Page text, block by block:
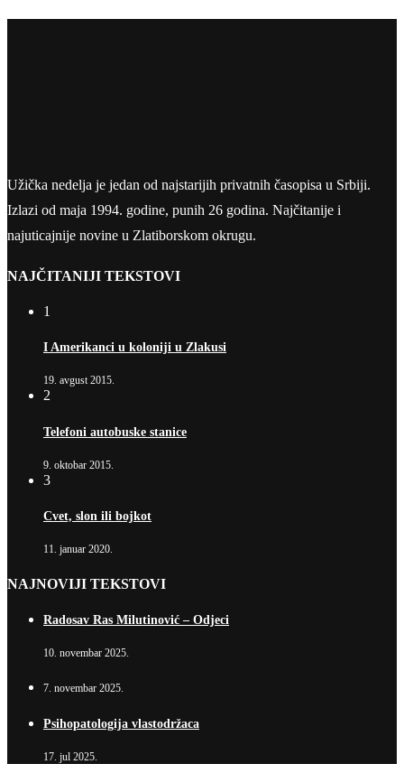
Užička nedelja je jedan od najstarijih privatnih časopisa u Srbiji.
Izlazi od maja 1994. godine, punih 26 godina. Najčitanije i
najuticajnije novine u Zlatiborskom okrugu.
NAJČITANIJI TEKSTOVI
1
I Amerikanci u koloniji u Zlakusi
19. avgust 2015.
2
Telefoni autobuske stanice
9. oktobar 2015.
3
Cvet, slon ili bojkot
11. januar 2020.
NAJNOVIJI TEKSTOVI
Radosav Ras Milutinović – Odjeci
10. novembar 2025.
7. novembar 2025.
Psihopatologija vlastodržaca
17. jul 2025.